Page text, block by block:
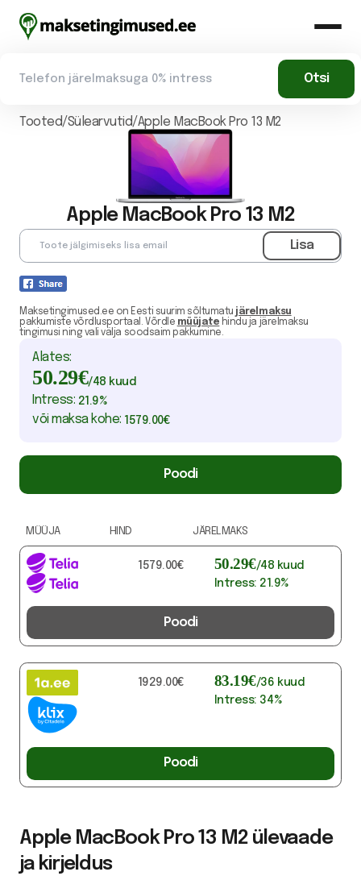
Tooted/Sülearvutid/Apple MacBook Pro 13 M2
Apple MacBook Pro 13 M2
Maksetingimused.ee on Eesti suurim sõltumatu järelmaksu
pakkumiste võrdlusportaal. Võrdle müüjate hindu ja järelmaksu
tingimusi ning vali välja soodsaim pakkumine.
Alates:
50.29€/48 kuud
Intress: 21.9%
või maksa kohe: 1579.00€
Poodi
MÜÜJA HIND JÄRELMAKS
1579.00€ 50.29€/48 kuud
Intress: 21.9%
Poodi
1929.00€ 83.19€/36 kuud
Intress: 34%
Poodi
Apple MacBook Pro 13 M2 ülevaade
ja kirjeldus